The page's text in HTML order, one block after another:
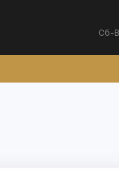
Сб-